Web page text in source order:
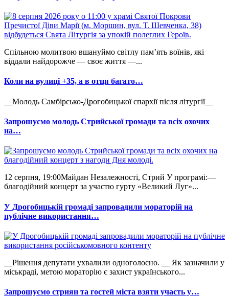
Спільною молитвою вшануймо світлу пам’ять воїнів, які
віддали найдорожче — своє життя —...
Коли на вулиці +35, а в отця багато…
__Молодь Самбірсько-Дрогобицької єпархії після літургії__
Запрошуємо молодь Стрийської громади та всіх охочих
на…
12 серпня, 19:00Майдан Незалежності, Стрий У програмі:—
благодійний концерт за участю гурту «Великий Луг»...
У Дрогобицькій громаді запровадили мораторій на
публічне використання…
__Рішення депутати ухвалили одноголосно. __ Як зазначили у
міськраді, метою мораторію є захист українського...
Запрошуємо стриян та гостей міста взяти участь у…